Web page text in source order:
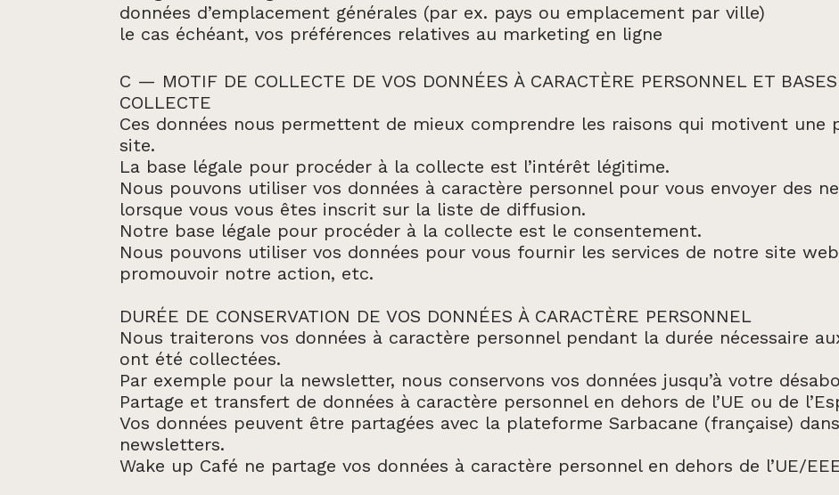
données d’emplacement générales (par ex. pays ou emplacement par ville)
le cas échéant, vos préférences relatives au marketing en ligne
C — MOTIF DE COLLECTE DE VOS DONNÉES À CARACTÈRE PERSONNEL ET
COLLECTE
Ces données nous permettent de mieux comprendre les raisons qui motivent une
site.
La base légale pour procéder à la collecte est l’intérêt légitime.
Nous pouvons utiliser vos données à caractère personnel pour vous envoyer des
lorsque vous vous êtes inscrit sur la liste de diffusion.
Notre base légale pour procéder à la collecte est le consentement.
Nous pouvons utiliser vos données pour vous fournir les services de notre site
promouvoir notre action, etc.
DURÉE DE CONSERVATION DE VOS DONNÉES À CARACTÈRE PERSONNEL
Nous traiterons vos données à caractère personnel pendant la durée nécessaire
ont été collectées.
Par exemple pour la newsletter, nous conservons vos données jusqu’à votre
Partage et transfert de données à caractère personnel en dehors de l’UE ou de
Vos données peuvent être partagées avec la plateforme Sarbacane (française)
newsletters.
Wake up Café ne partage vos données à caractère personnel en dehors de l’UE/